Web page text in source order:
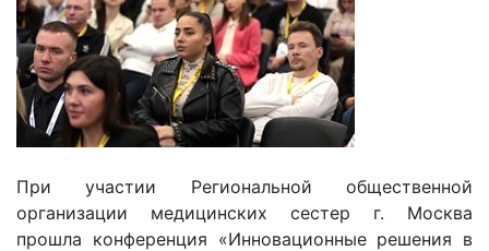
При участии Региональной общественной
организации медицинских сестер г. Москва
прошла конференция «Инновационные решения в